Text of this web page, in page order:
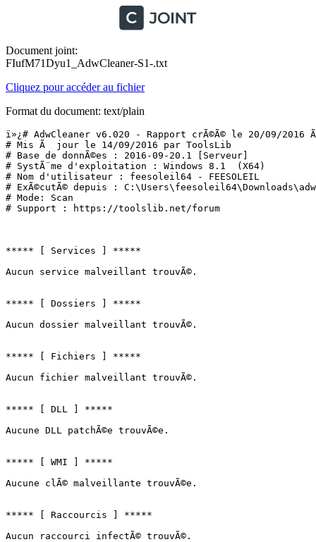
Document joint:
FIufM71Dyu1_AdwCleaner-S1-.txt
Cliquez pour accéder au fichier
Format du document: text/plain
ï»¿# AdwCleaner v6.020 - Rapport crÃ©Ã© le 20/09/2016
# Mis Ã  jour le 14/09/2016 par ToolsLib
# Base de donnÃ©es : 2016-09-20.1 [Serveur]
# SystÃ¨me d'exploitation : Windows 8.1  (X64)
# Nom d'utilisateur : feesoleil64 - FEESOLEIL
# ExÃ©cutÃ© depuis :
# Mode: Scan
# Support : https://toolslib.net/forum
***** [ Services ] *****
Aucun service malveillant trouvÃ©.
***** [ Dossiers ] *****
Aucun dossier malveillant trouvÃ©.
***** [ Fichiers ] *****
Aucun fichier malveillant trouvÃ©.
***** [ DLL ] *****
Aucune DLL patchÃ©e trouvÃ©e.
***** [ WMI ] *****
Aucune clÃ© malveillante trouvÃ©e.
***** [ Raccourcis ] *****
Aucun raccourci infectÃ© trouvÃ©.